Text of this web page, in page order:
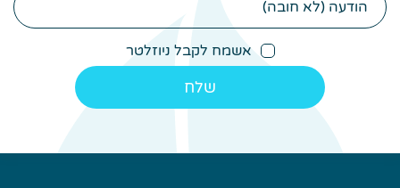
אשמח לקבל ניוזלטר